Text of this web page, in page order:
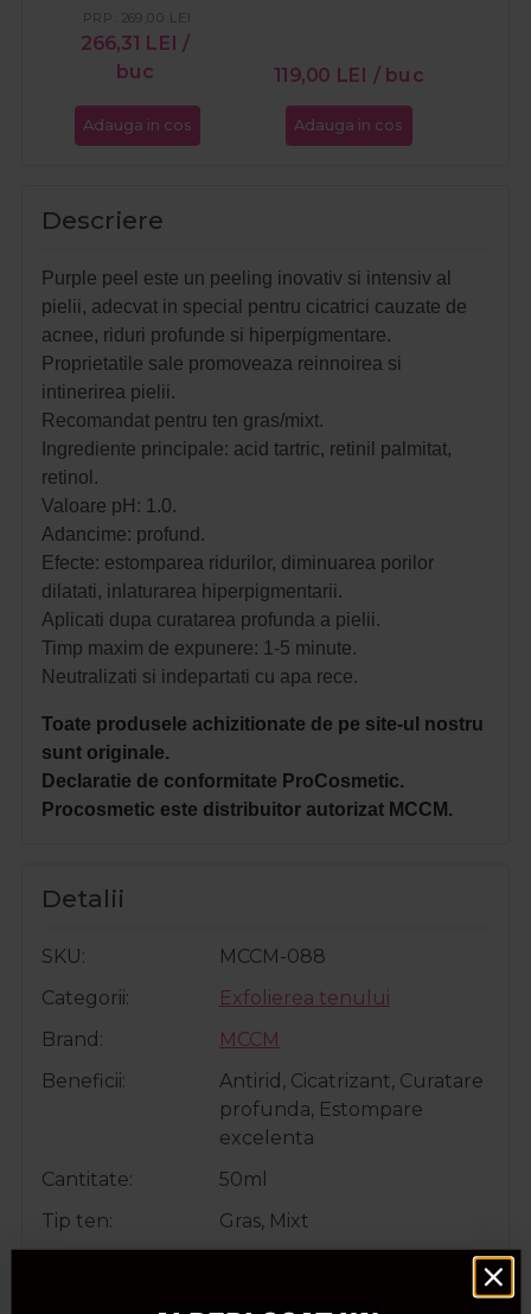
266,31 LEI /
buc
PRP: 269,00 LEI
Adauga in cos
119,00 LEI / buc
Adauga in cos
Descriere
Purple peel este un peeling inovativ si intensiv al
pielii, adecvat in special pentru cicatrici cauzate de
acnee, riduri profunde si hiperpigmentare.
Proprietatile sale promoveaza reinnoirea si
intinerirea pielii.
Recomandat pentru ten gras/mixt.
Ingrediente principale: acid tartric, retinil palmitat,
retinol.
Valoare pH: 1.0.
Adancime: profund.
Efecte: estomparea ridurilor, diminuarea porilor
dilatati, inlaturarea hiperpigmentarii.
Aplicati dupa curatarea profunda a pielii.
Timp maxim de expunere: 1-5 minute.
Neutralizati si indepartati cu apa rece.
Toate produsele achizitionate de pe site-ul nostru
sunt originale.
Declaratie de conformitate ProCosmetic.
Procosmetic este distribuitor autorizat MCCM.
Detalii
SKU
MCCM-088
Categorii
Exfolierea tenului
Brand
MCCM
Beneficii
Antirid, Cicatrizant, Curatare
profunda, Estompare
excelenta
Cantitate
50ml
Tip ten
Gras, Mixt